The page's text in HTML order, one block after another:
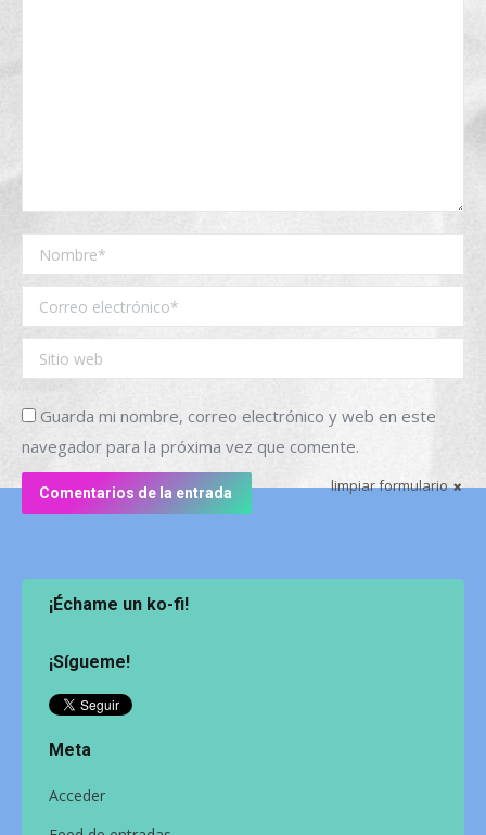
Nombre *
Correo electrónico *
Sitio web
Guarda mi nombre, correo electrónico y web en este
navegador para la próxima vez que comente.
limpiar formulario
Comentarios de la entrada
¡Échame un ko-fi!
¡Sígueme!
Meta
Acceder